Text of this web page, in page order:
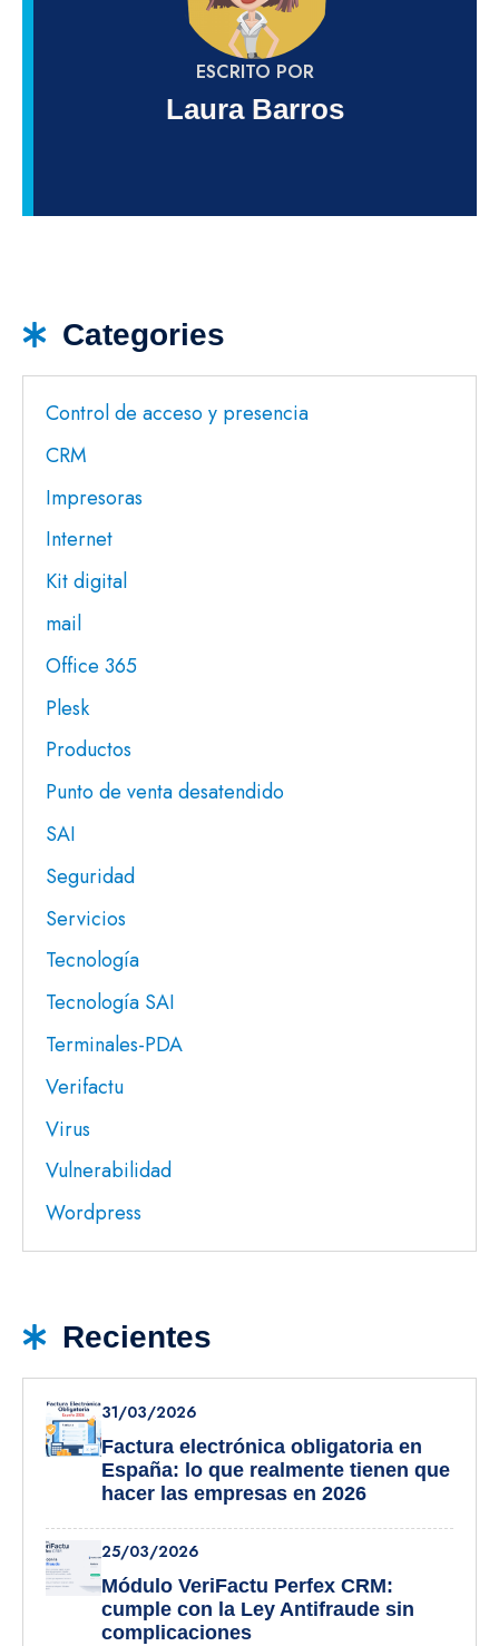
ESCRITO POR
Laura Barros
Categories
Control de acceso y presencia
CRM
Impresoras
Internet
Kit digital
mail
Office 365
Plesk
Productos
Punto de venta desatendido
SAI
Seguridad
Servicios
Tecnología
Tecnología SAI
Terminales-PDA
Verifactu
Virus
Vulnerabilidad
Wordpress
Recientes
31/03/2026
Factura electrónica obligatoria en
España: lo que realmente tienen que
hacer las empresas en 2026
25/03/2026
Módulo VeriFactu Perfex CRM:
cumple con la Ley Antifraude sin
complicaciones